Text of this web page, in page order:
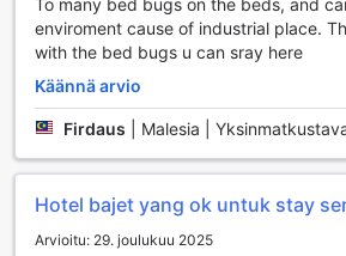
enviroment cause of industrial place.
with the bed bugs u can sray here
Käännä arvio
Firdaus Malesia |
Hotel bajet yang ok untuk stay
Arvioitu: 29. joulukuu 2025